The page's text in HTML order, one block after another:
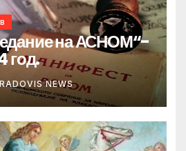
на АСНОМ“-
год.
RADOVIS NEWS